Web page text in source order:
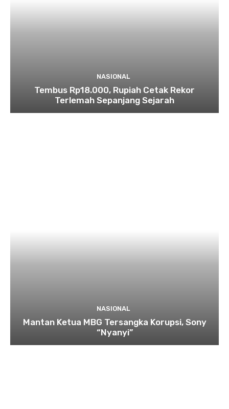
NASIONAL
Tembus Rp18.000, Rupiah Cetak Rekor
Terlemah Sepanjang Sejarah
NASIONAL
Mantan Ketua MBG Tersangka Korupsi, Sony
“Nyanyi”